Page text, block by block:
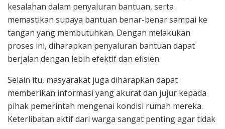
kesalahan dalam penyaluran bantuan, serta
memastikan supaya bantuan benar-benar sampai ke
tangan yang membutuhkan. Dengan melakukan
proses ini, diharapkan penyaluran bantuan dapat
berjalan dengan lebih efektif dan efisien.
Selain itu, masyarakat juga diharapkan dapat
memberikan informasi yang akurat dan jujur kepada
pihak pemerintah mengenai kondisi rumah mereka.
Keterlibatan aktif dari warga sangat penting agar tidak